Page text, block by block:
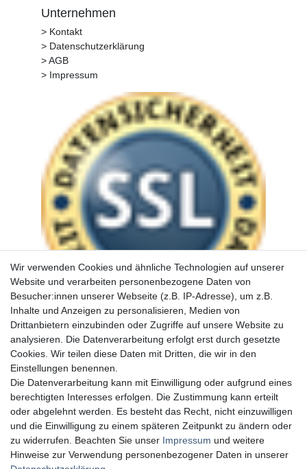
Unternehmen
> Kontakt
> Datenschutzerklärung
> AGB
> Impressum
Wir verwenden Cookies und ähnliche Technologien auf unserer
Website und verarbeiten personenbezogene Daten von
Besucher:innen unserer Webseite (z.B. IP-Adresse), um z.B.
Inhalte und Anzeigen zu personalisieren, Medien von
Drittanbietern einzubinden oder Zugriffe auf unsere Website zu
analysieren. Die Datenverarbeitung erfolgt erst durch gesetzte
Cookies. Wir teilen diese Daten mit Dritten, die wir in den
Einstellungen benennen.
Die Datenverarbeitung kann mit Einwilligung oder aufgrund eines
berechtigten Interesses erfolgen. Die Zustimmung kann erteilt
oder abgelehnt werden. Es besteht das Recht, nicht einzuwilligen
und die Einwilligung zu einem späteren Zeitpunkt zu ändern oder
zu widerrufen. Beachten Sie unser Impressum und weitere
Hinweise zur Verwendung personenbezogener Daten in unserer